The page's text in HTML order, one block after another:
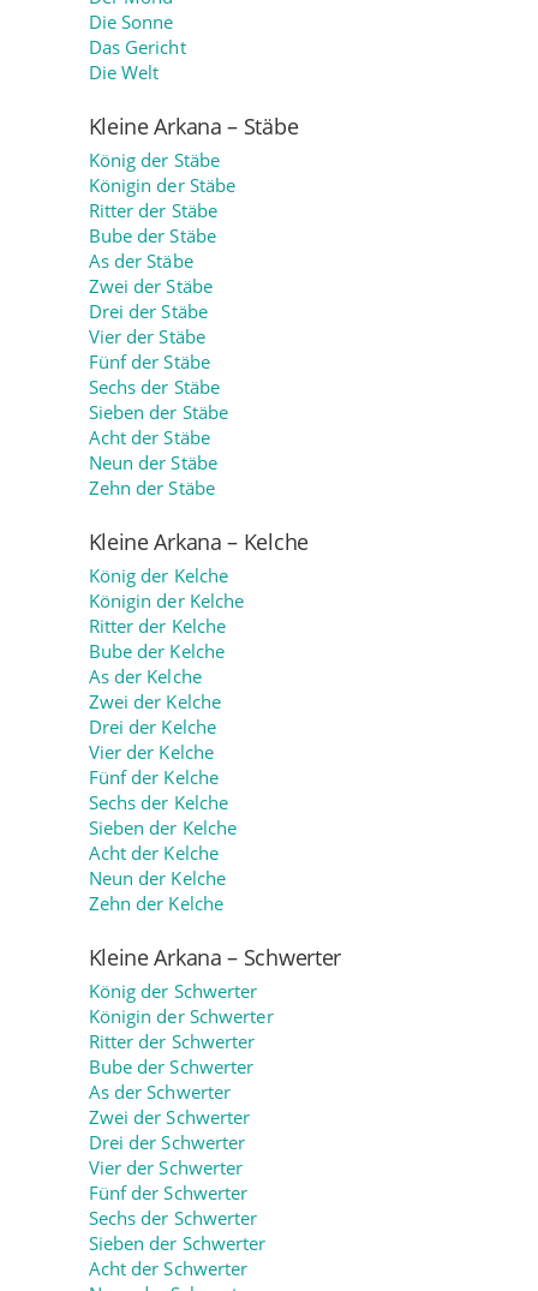
Die Sonne
Das Gericht
Die Welt
Kleine Arkana – Stäbe
König der Stäbe
Königin der Stäbe
Ritter der Stäbe
Bube der Stäbe
As der Stäbe
Zwei der Stäbe
Drei der Stäbe
Vier der Stäbe
Fünf der Stäbe
Sechs der Stäbe
Sieben der Stäbe
Acht der Stäbe
Neun der Stäbe
Zehn der Stäbe
Kleine Arkana – Kelche
König der Kelche
Königin der Kelche
Ritter der Kelche
Bube der Kelche
As der Kelche
Zwei der Kelche
Drei der Kelche
Vier der Kelche
Fünf der Kelche
Sechs der Kelche
Sieben der Kelche
Acht der Kelche
Neun der Kelche
Zehn der Kelche
Kleine Arkana – Schwerter
König der Schwerter
Königin der Schwerter
Ritter der Schwerter
Bube der Schwerter
As der Schwerter
Zwei der Schwerter
Drei der Schwerter
Vier der Schwerter
Fünf der Schwerter
Sechs der Schwerter
Sieben der Schwerter
Acht der Schwerter